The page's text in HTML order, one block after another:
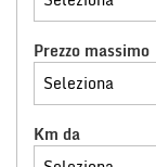
Prezzo massimo
Km da
funzionalità
e
svolgere
di
seguito